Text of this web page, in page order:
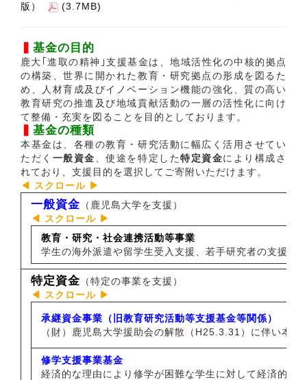
版）
(3.7MB)
基金の目的
鹿大｢進取の精神｣支援基金は、地域活性化の中核的拠点
の構築、世界に開かれた教育・研究拠点の形成を図るた
め、人材育成及びイノベーション機能の強化、質の高い
教育研究の推進及び地域貢献活動の一層の活性化に向け
て整備・充実を図ることを目的としております。
基金の種類
本基金は、各種の教育・研究活動に幅広く活用させてい
ただく 一般資金 、使途を特定した特定資金により構成さ
れており、支援目的を選択してご寄附いただけます。
一般資金 （鹿児島大学を支援）
教育・研究・社会連携活動等事業
学生の海外派遣や留学生受入支援、若手研究者の支援な
特定資金 （特定の事業を支援）
承継資金事業（旧教育研究活動等支援基金等関係）
（財）鹿児島大学援助会の解散（H25.3.31）に伴い本
修学支援事業基金
経済的な理由により修学が困難な学生に対して経済的支